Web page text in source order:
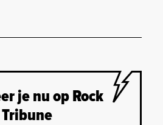
je nu op Rock
Tribune